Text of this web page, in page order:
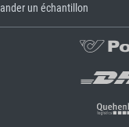
un échantillon